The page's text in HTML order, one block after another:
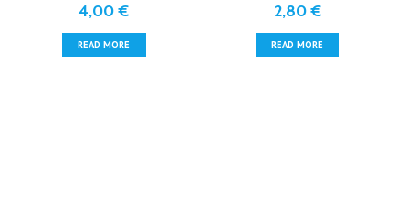
4,00€
READ MORE
2,80€
READ MORE